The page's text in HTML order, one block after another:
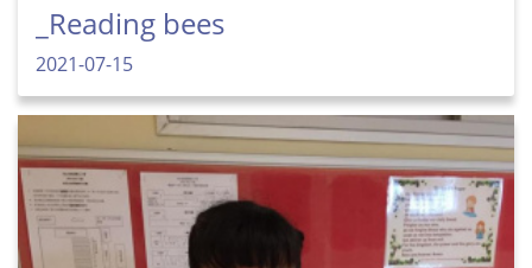
_Reading bees
2021-07-15